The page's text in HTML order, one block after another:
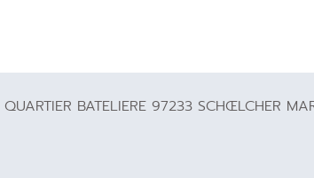
BATELIERE 97233 SCHŒLCHER